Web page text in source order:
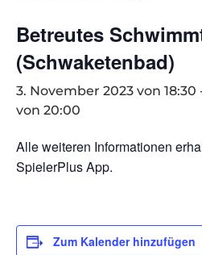
Betreutes
(Schwaketenbad)
3. November 2023 von 18:30
von 20:00
Alle weiteren Informationen
SpielerPlus App.
Zum Kalender hinzufügen